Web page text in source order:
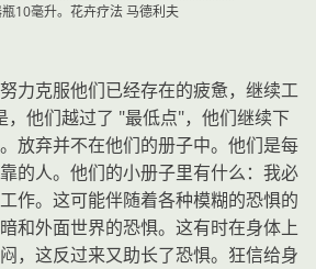
10毫升。花卉疗法马德利夫
力克服他们已经存在的疲惫，继续工
，他们越过了 "最低点"，他们继续下
放弃并不在他们的册子中。他们是每
的人。他们的小册子里有什么：我必
作。这可能伴随着各种模糊的恐惧的
和外面世界的恐惧。这有时在身体上
，这反过来又助长了恐惧。狂信给身